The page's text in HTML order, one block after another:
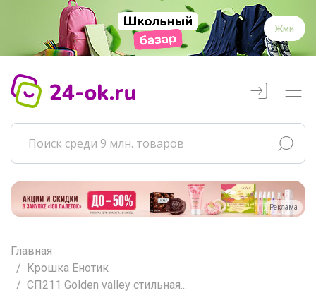
Жми
Реклама
Главная
Крошка Енотик
СП211 Golden valley стильная...